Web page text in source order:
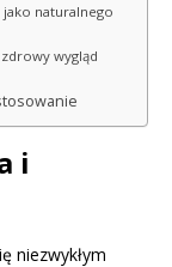
jako naturalnego
wygląd
i
niezwykłym